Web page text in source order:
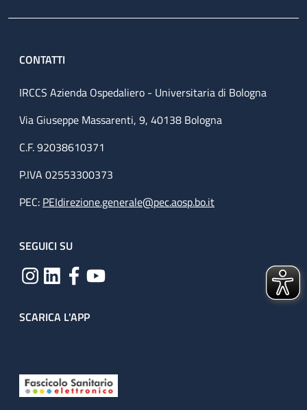
CONTATTI
IRCCS Azienda Ospedaliero - Universitaria di Bologna
Via Giuseppe Massarenti, 9, 40138 Bologna
C.F. 92038610371
P.IVA 02553300373
PEC: PEIdirezione.generale@pec.aosp.bo.it
SEGUICI SU
SCARICA L'APP